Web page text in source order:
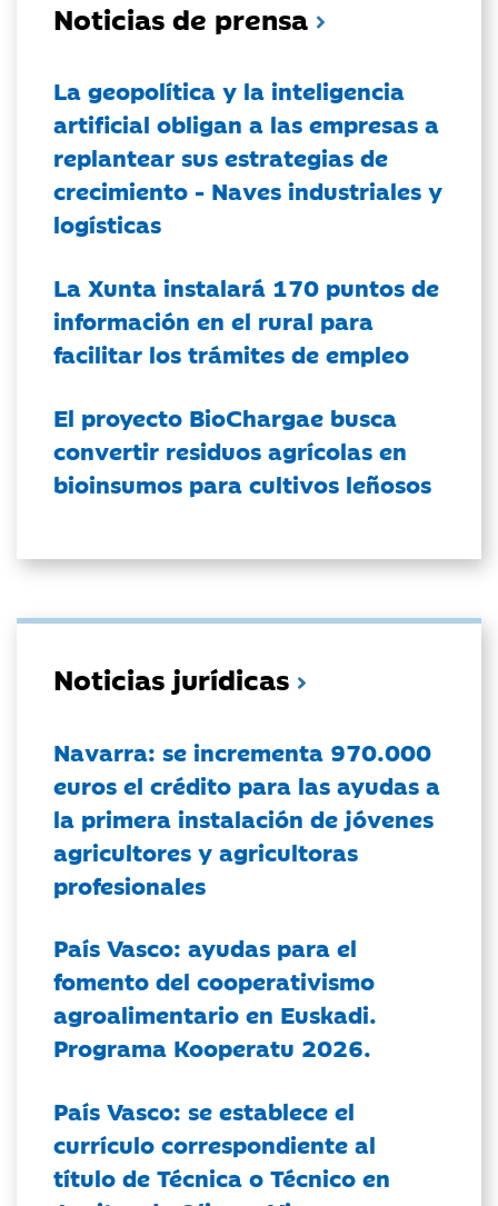
Noticias de prensa
La geopolítica y la inteligencia
artificial obligan a las empresas a
replantear sus estrategias de
crecimiento - Naves industriales y
logísticas
La Xunta instalará 170 puntos de
información en el rural para
facilitar los trámites de empleo
El proyecto BioChargae busca
convertir residuos agrícolas en
bioinsumos para cultivos leñosos
Noticias jurídicas
Navarra: se incrementa 970.000
euros el crédito para las ayudas a
la primera instalación de jóvenes
agricultores y agricultoras
profesionales
País Vasco: ayudas para el
fomento del cooperativismo
agroalimentario en Euskadi.
Programa Kooperatu 2026.
País Vasco: se establece el
currículo correspondiente al
título de Técnica o Técnico en